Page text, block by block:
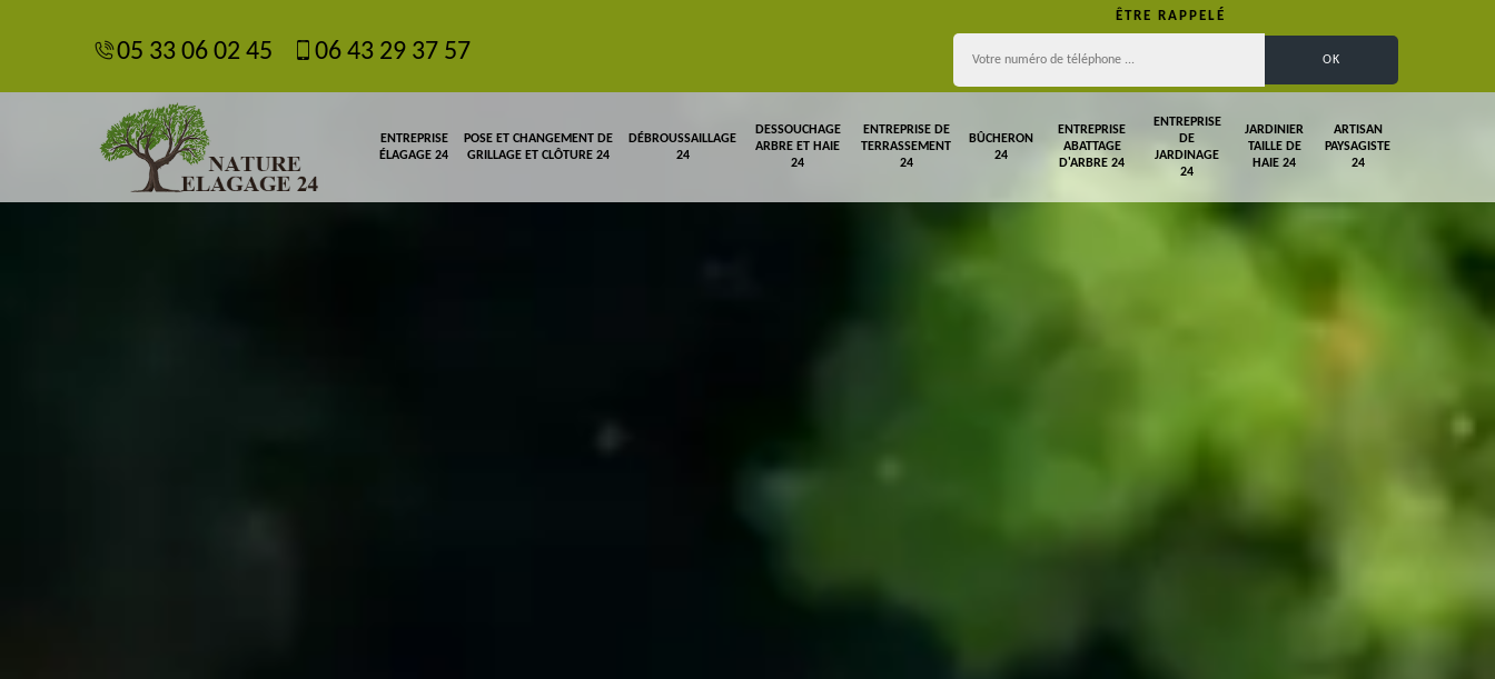
05 33 06 02 45 06 43 29 37 57
ÊTRE RAPPELÉ
ENTREPRISE
ÉLAGAGE 24
POSE ET CHANGEMENT DE
GRILLAGE ET CLÔTURE 24
DÉBROUSSAILLAGE
24
DESSOUCHAGE
ARBRE ET HAIE
24
ENTREPRISE DE
TERRASSEMENT
24
BÛCHERON
24
ENTREPRISE
ABATTAGE
D'ARBRE 24
ENTREPRISE
DE
JARDINAGE
24
JARDINIER
TAILLE DE
HAIE 24
ARTISAN
PAYSAGISTE
24